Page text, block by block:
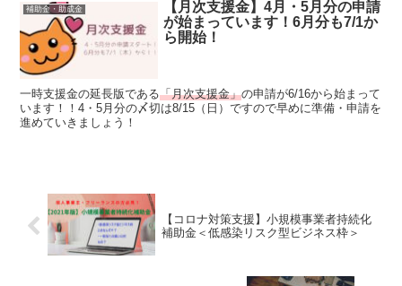
補助金・助成金
【月次支援金】4月・5月分の申請
が始まっています！6月分も7/1か
ら開始！
一時支援金の延長版である「月次支援金」の申請が6/16から始まって
います！！4・5月分の〆切は8/15（日）ですので早めに準備・申請を
進めていきましょう！
【コロナ対策支援】小規模事業者持続化
補助金＜低感染リスク型ビジネス枠＞